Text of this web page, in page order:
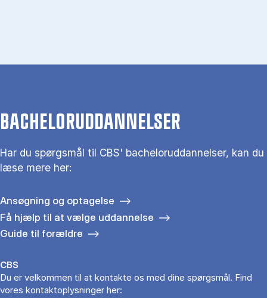
BACHELORUDDANNELSER
Har du spørgsmål til CBS' bacheloruddannelser, kan du
læse mere her:
Ansøgning og optagelse
Få hjælp til at vælge uddannelse
Guide til forældre
CBS
Du er velkommen til at kontakte os med dine spørgsmål. Find
vores kontaktoplysninger her: